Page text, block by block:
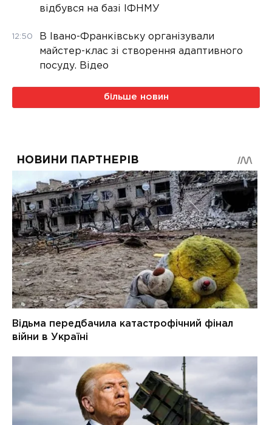
відбувся на базі ІФНМУ
12:50
В Івано-Франківську організували
майстер-клас зі створення адаптивного
посуду. Відео
більше новин